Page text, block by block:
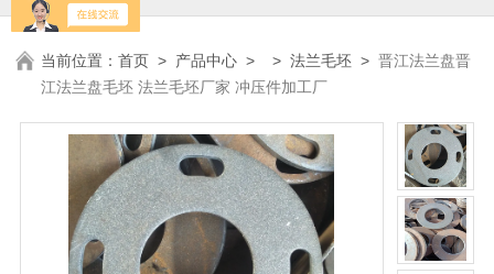
当前位置：首页 > 产品中心 > >法兰毛坯 >晋江法兰盘晋
江法兰盘毛坯 法兰毛坯厂家 冲压件加工厂